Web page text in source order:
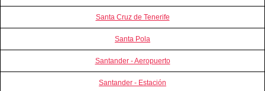
Santa Cruz de Tenerife
Santa Pola
Santander - Aeropuerto
Santander - Estación